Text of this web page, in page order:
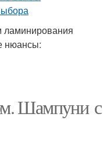
ламинирования
нюансы:
Шампуни с